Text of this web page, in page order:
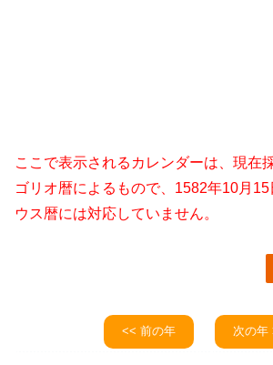
ここで表示されるカレンダーは、現在
ゴリオ暦によるもので、1582年10月15
ウス暦には対応していません。
<< 前の年 次の年